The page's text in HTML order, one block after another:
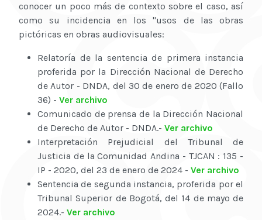
conocer un poco más de contexto sobre el caso, así
como su incidencia en los "usos de las obras
pictóricas en obras audiovisuales:
Relatoría de la sentencia de primera instancia
proferida por la Dirección Nacional de Derecho
de Autor - DNDA, del 30 de enero de 2020 (Fallo
36) - Ver archivo
Comunicado de prensa de la Dirección Nacional
de Derecho de Autor - DNDA.- Ver archivo
Interpretación Prejudicial del Tribunal de
Justicia de la Comunidad Andina - TJCAN : 135 -
IP - 2020, del 23 de enero de 2024 - Ver archivo
Sentencia de segunda instancia, proferida por el
Tribunal Superior de Bogotá, del 14 de mayo de
2024.- Ver archivo